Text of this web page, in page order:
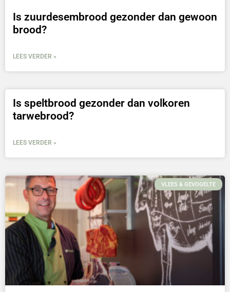
Is zuurdesembrood gezonder dan gewoon
brood?
LEES VERDER »
Is speltbrood gezonder dan volkoren
tarwebrood?
LEES VERDER »
VLEES & GEVOGELTE